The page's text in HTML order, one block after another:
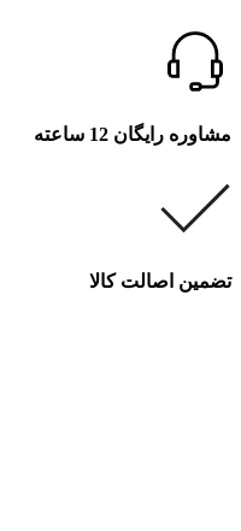
مشاوره رایگان 12 ساعته
تضمین اصالت کالا